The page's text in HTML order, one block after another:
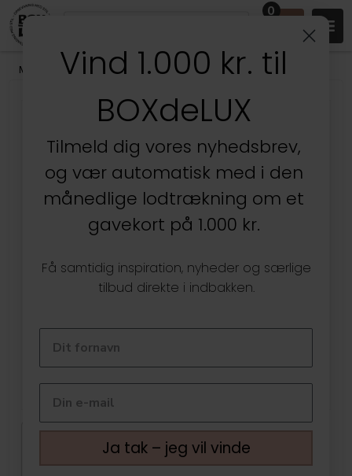
0
Mærker SmartStore/Smartstore Skuffekasser
Vind 1.000 kr. til
BOXdeLUX
Tilmeld dig vores nyhedsbrev,
og vær automatisk med i den
månedlige lodtrækning om et
gavekort på 1.000 kr.
Få samtidig inspiration, nyheder og særlige
tilbud direkte i indbakken.
Ja tak – jeg vil vinde